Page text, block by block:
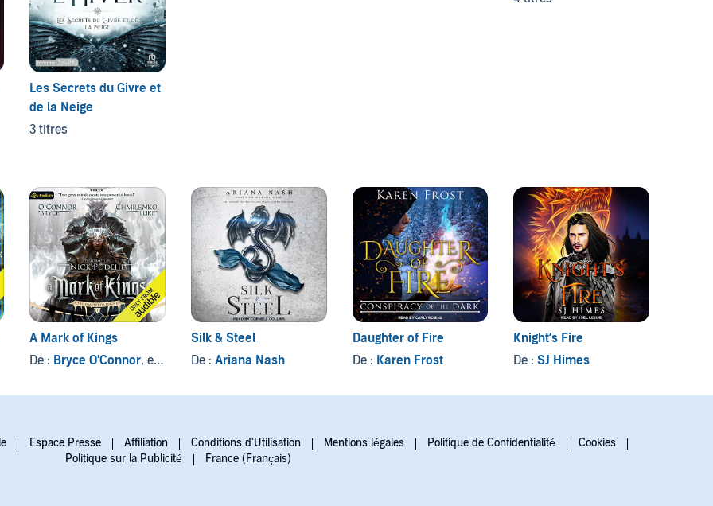
Les Secrets du Givre et
de la Neige
3 titres
A Mark of Kings
De : Bryce O'Connor, et autres
Silk & Steel
De : Ariana Nash
Daughter of Fire
De : Karen Frost
Knight’s Fire
De :SJ Himes
Espace Presse Affiliation Conditions d'Utilisation Mentions légales Politique de Confidentialité
Cookies
Politique sur la Publicité
France (Français)